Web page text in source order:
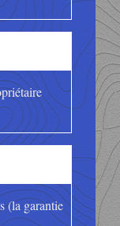
(la garantie